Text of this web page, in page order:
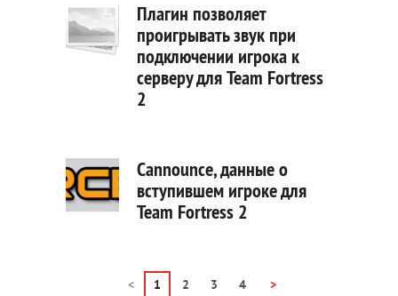
Плагин позволяет
проигрывать звук при
подключении игрока к
серверу для Team Fortress
2
Cannounce, данные о
вступившем игроке для
Team Fortress 2
< 1 2 3 4 >